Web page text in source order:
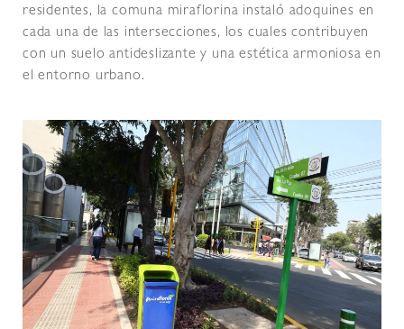
residentes, la comuna miraflorina instaló adoquines en
cada una de las intersecciones, los cuales contribuyen
con un suelo antideslizante y una estética armoniosa en
el entorno urbano.